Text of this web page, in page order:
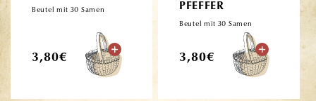
Beutel mit 30 Samen
Normaler
3,80€
PFEFFER
Beutel mit 30 Samen
Normaler
3,80€